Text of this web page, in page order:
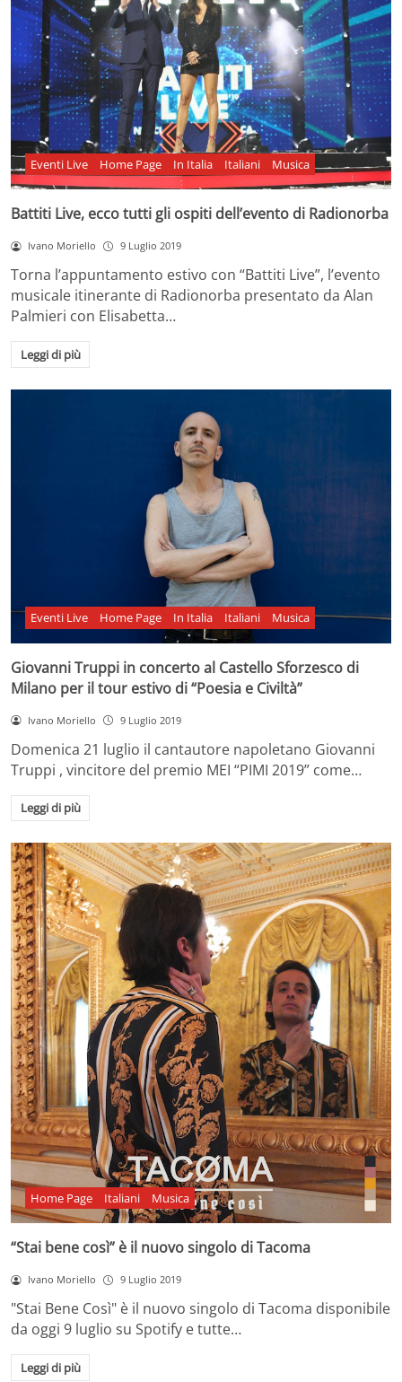
Eventi Live Home Page In Italia Italiani Musica
Battiti Live, ecco tutti gli ospiti dell’evento di Radionorba
Ivano Moriello 9 Luglio 2019
Torna l’appuntamento estivo con “Battiti Live”, l’evento
musicale itinerante di Radionorba presentato da Alan
Palmieri con Elisabetta…
Leggi di più
Eventi Live Home Page In Italia Italiani Musica
Giovanni Truppi in concerto al Castello Sforzesco di
Milano per il tour estivo di “Poesia e Civiltà”
Ivano Moriello 9 Luglio 2019
Domenica 21 luglio il cantautore napoletano Giovanni
Truppi , vincitore del premio MEI “PIMI 2019” come…
Leggi di più
Home Page Italiani Musica
“Stai bene così” è il nuovo singolo di Tacoma
Ivano Moriello 9 Luglio 2019
"Stai Bene Così" è il nuovo singolo di Tacoma disponibile
da oggi 9 luglio su Spotify e tutte…
Leggi di più